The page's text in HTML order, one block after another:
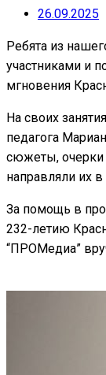
26.09.2025
Ребята из
участниками и
мгновения
На своих
педагога
сюжеты, очерки
направляли их в
За помощь в
232-летию
“ПРОМедиа”